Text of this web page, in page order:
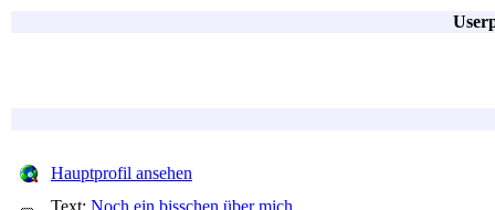
Hauptprofil ansehen
Text: Noch ein bisschen über mich